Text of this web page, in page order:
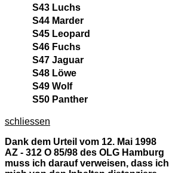
S43 Luchs
S44 Marder
S45 Leopard
S46 Fuchs
S47 Jaguar
S48 Löwe
S49 Wolf
S50 Panther
schliessen
Dank dem Urteil vom 12. Mai 1998
AZ - 312 O 85/98 des OLG Hamburg
muss ich darauf verweisen, dass ich